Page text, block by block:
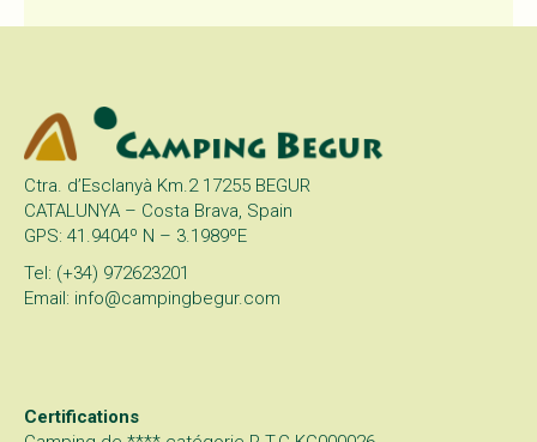
Ctra. d’Esclanyà Km.2 17255 BEGUR
CATALUNYA – Costa Brava, Spain
GPS: 41.9404º N – 3.1989ºE
Tel: (+34) 972623201
Email: info@campingbegur.com
Certifications